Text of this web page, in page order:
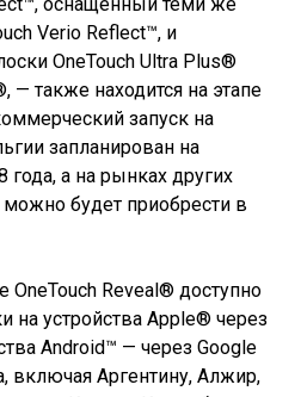
Verio Reflect™, и
OneTouch Ultra Plus®
— также находится на этапе
запуск на
запланирован на
года, а на рынках других
будет приобрести в
Reveal® доступно
на устройства Apple® через
Android™ — через Google
включая Аргентину, Алжир,